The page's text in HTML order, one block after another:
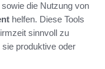
die Nutzung von
helfen. Diese Tools
sinnvoll zu
produktive oder